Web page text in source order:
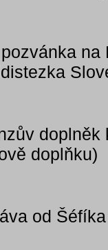
na
doplňku)
od